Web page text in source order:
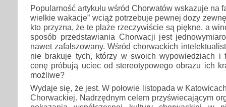
Popularność artykułu wśród Chorwatów wskazuje na
wielkie wakacje” wciąż potrzebuje pewnej dozy
kto przyzna, że te plaże rzeczywiście są piękne, a
sposób przedstawiania Chorwacji jest
nawet zafałszowany. Wśród chorwackich
nie brakuje tych, którzy w swoich wypowiedziach i
cenę próbują uciec od stereotypowego obrazu ich
możliwe?
Wydaje się, że jest. W połowie listopada w
Chorwackiej. Nadrzędnym celem przyświecającym